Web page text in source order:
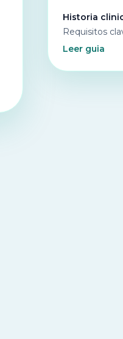
Historia
Requisitos
Leer guia